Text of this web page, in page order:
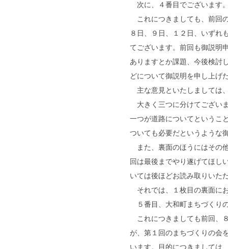
次に、４番目でございます
これにつきましても、前回
８日、９日、１２日、いずれ
てございます。前回も御説明
ありますとか課題、今後検討
どについて御説明を申し上げ
主な意見といたしましては
大きく三つに分けてござい
一つが道路についてというこ
ついても必要だというような
また、裏面のほうにはその
回は最後までやり遂げてほし
いては後ほどお読み取りいた
それでは、１枚目の裏面に
５番目、大和町まちづくり
これにつきましても前回、
が、第１回のまちづくりの会
います。目的につきましては